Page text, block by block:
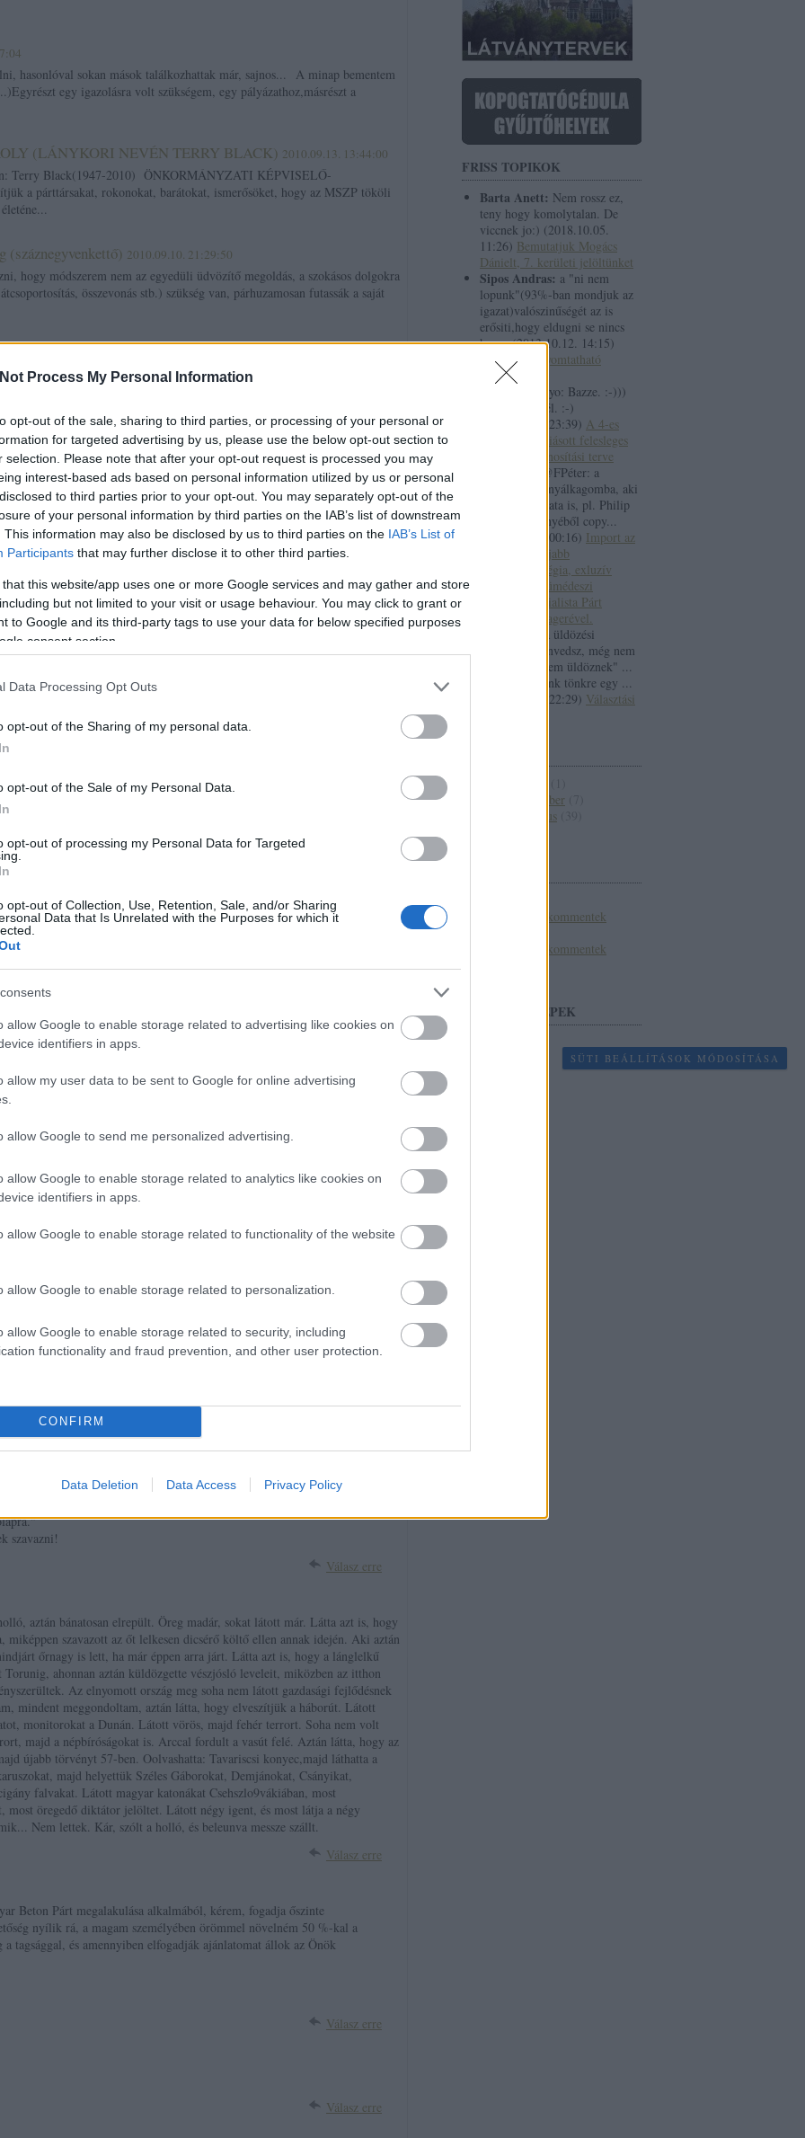
Process My Personal Information
opt-out of the sale, sharing to third parties, or processing of your personal or
for targeted advertising by us, please use the below opt-out section to
selection. Please note that after your opt-out request is processed you may
interest-based ads based on personal information utilized by us or personal
to third parties prior to your opt-out. You may separately opt-out of the
of your personal information by third parties on the IAB’s list of downstream
This information may also be disclosed by us to third parties on the IAB’s List of
Participants that may further disclose it to other third parties.
that this website/app uses one or more Google services and may gather and store
but not limited to your visit or usage behaviour. You may click to grant or
to Google and its third-party tags to use your data for below specified purposes
consent section.
Data Processing Opt Outs
opt-out of the Sharing of my personal data.
opt-out of the Sale of my Personal Data.
opt-out of processing my Personal Data for Targeted
opt-out of Collection, Use, Retention, Sale, and/or Sharing
Data that Is Unrelated with the Purposes for which it
allow Google to enable storage related to advertising like cookies on
identifiers in apps.
allow my user data to be sent to Google for online advertising
allow Google to send me personalized advertising.
allow Google to enable storage related to analytics like cookies on
identifiers in apps.
allow Google to enable storage related to functionality of the website
allow Google to enable storage related to personalization.
allow Google to enable storage related to security, including
functionality and fraud prevention, and other user protection.
CONFIRM
Data Deletion Data Access Privacy Policy
FRISS TOPIKOK
Barta Anett: Nem rossz ez,
teny hogy komolytalan. De
viccnek jo:) (2018.10.05.
11:26) Bemutatjuk Mogács
Dánielt, 7. kerületi jelöltünket
Sipos Andras: a "ni nem
lopunk"(93%-ban mondjuk az
igazat)valószinűségét az is
erősiti,hogy eldugni se nincs
hov...(2013.10.12. 14:15)
Letölthető, nyomtatható
anyagok
@Lowtyo: Bazze. :-)))
Megnevettettél. :-)
2013.10.11. 23:39) A 4-es
metró miatt kiásott felesleges
alagutak hasznosítási terve
@FPéter: a
ganümédeszi nyálkagomba, aki
ráadásul telepata is, pl. Philip
K. Dick regényéből copy...
2013.08.14. 00:16) Import az
űrből. A legújabb
kampánystratégia, exluzív
interjú a Ganümédeszi
Galaktokolonialista Párt
kampánymanagerével.
"ha üldözési
mániában szenvedsz, még nem
biztos hogy nem üldöznek" ...
hogyan tegyünk tönkre egy ...
2013.03.14. 22:29) Választási
2010 szeptember
2010 augusztus
kommentek
kommentek
INDAFOTÓ KÉPEK
hasonlóval sokan mások találkozhattak már, sajnos... A minap bementem
egy igazolásra volt szükségem, egy pályázathoz,másrészt a
(LÁNYKORI NEVÉN TERRY BLACK) 2010.09.13. 13:44:00
Terry Black(1947-2010) ÖNKORMÁNYZATI KÉPVISELŐ-
a párttársakat, rokonokat, barátokat, ismerősöket, hogy az MSZP tököli
(száznegyvenkettő) 2010.09.10. 21:29:50
hogy módszerem nem az egyedüli üdvözítő megoldás, a szokásos dolgokra
összevonás stb.) szükség van, párhuzamosan futassák a saját
enciklopédiája: A paranoid nemvevő
Gennyes és kész! És igen, van legalább egy bibircsók az állán, szőrszál-
szívesebben meózza a lakást telefonon, a virtuális nem az ő homokozója.
23:23:06
farka nem tett be a párt adatbázisába, nem szeretnék én lenni a
célpontja.:D Remélem nem fog egy üde színfolt eltűnni a politikából…:D
2010.09.03. 21:25:26
"Az egyetlen értelmes választás ..." (- mármint 2014. tavaszáig ugye!
nincs mkkp-s jelölt, majd rárajzolom a szavazólapra jól, és be is
vagy más tollal.
2010.09.03. 19:01:18
nagyon tetszett volna a Parlament előtti Margitsziget, még akkor is, ha
Hidat.
Válasz erre
Utoljára segítettem: Felhívtam Viktort, beszéltem vele bár így utólag
ezért pár dolgot megígért:
Előtte a többit is. Az országgyűlés önmagát oszlatja fel, az
és azt is feloszlatják. Feloszlatják még a nagykanizsai Önkéntes
rábeszél hogy vonuljon vissza a közélettől. Mondjuk Kiszel
nem vonatkozik, értetek csinálja - lelkiismeret furdalása van a talicska
fog és megvalósítja régi álmát: megtanul balettozni.
kell aludni és jönnek az előrehozott országgyűlési választások! Csak Ti
fogunk indulni, de én korrupt vagyok, majd jól megvehetitek a kopogtató
Válasz erre
szavazni!
Válasz erre
aztán bánatosan elrepült. Öreg madár, sokat látott már. Látta azt is, hogy
miképpen szavazott az őt lelkesen dicsérő költő ellen annak idején. Aki aztán
őrnagy is lett, ha már éppen arra járt. Látta azt is, hogy a lánglelkű
ahonnan aztán küldözgette vészjósló leveleit, miközben az itthon
Az elnyomott ország meg soha nem látott gazdasági fejlődésnek
mindent meggondoltam, aztán látta, hogy elveszítjük a háborút. Látott
monitorokat a Dunán. Látott vörös, majd fehér terrort. Soha nem volt
majd a népbíróságokat is. Arccal fordult a vasút felé. Aztán látta, hogy az
újabb törvényt 57-ben. Oolvashatta: Tavariscsi konyec,majd láthatta a
majd helyettük Széles Gáborokat, Demjánokat, Csányikat,
falvakat. Látott magyar katonákat Csehszlo9vákiában, most
most öregedő diktátor jelöltet. Látott négy igent, és most látja a négy
Nem lettek. Kár, szólt a holló, és beleunva messze szállt.
Válasz erre
Beton Párt megalakulása alkalmából, kérem, fogadja őszinte
nyílik rá, a magam személyében örömmel növelném 50 %-kal a
tagsággal, és amennyiben elfogadják ajánlatomat állok az Önök
Válasz erre
Válasz erre
SÜTI BEÁLLÍTÁSOK MÓDOSÍTÁSA